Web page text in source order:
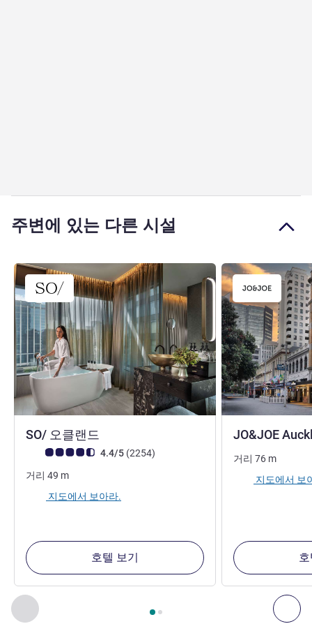
주변에 있는 다른 시설
이전 - 주변에 있는 다른 시설 다
2/ 페이지 , 주변에 있는 다른 시설 1 :, 주변에 있는 다른 시
SO/ 오클랜드
고객 평점 (ALL 평가)
4.4/5 (2254리뷰
)
거리 49 m
지도에서 보아라.
호텔 보기
JO&JOE
거리 76 m
지도에서 보